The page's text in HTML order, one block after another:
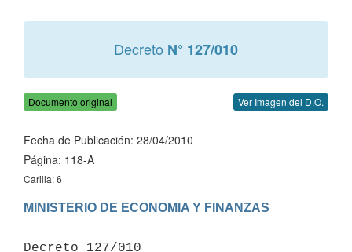
Decreto N° 127/010
Documento original Ver Imagen del D.O.
Fecha de Publicación: 28/04/2010
Página: 118-A
Carilla: 6
Decreto 127/010